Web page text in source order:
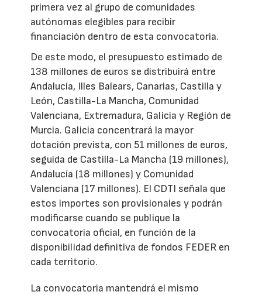
primera vez al grupo de comunidades
autónomas elegibles para recibir
financiación dentro de esta convocatoria.
De este modo, el presupuesto estimado de
138 millones de euros se distribuirá entre
Andalucía, Illes Balears, Canarias, Castilla y
León, Castilla-La Mancha, Comunidad
Valenciana, Extremadura, Galicia y Región de
Murcia. Galicia concentrará la mayor
dotación prevista, con 51 millones de euros,
seguida de Castilla-La Mancha (19 millones),
Andalucía (18 millones) y Comunidad
Valenciana (17 millones). El CDTI señala que
estos importes son provisionales y podrán
modificarse cuando se publique la
convocatoria oficial, en función de la
disponibilidad definitiva de fondos FEDER en
cada territorio.
La convocatoria mantendrá el mismo